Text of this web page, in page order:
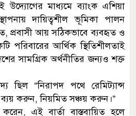
মাধ্যমে ব্যাংক এশিয়া
দায়িত্বশীল ভূমিকা পালন
প্রবাসী আয় সঠিকভাবে ব্যবহৃত ও
পরিবারের আর্থিক স্থিতিশীলতাই
সামগ্রিক অর্থনীতির জন্যও শক্ত
ছিল “নিরাপদ পথে রেমিট্যান্স
করুন, নিয়মিত সঞ্চয় করুন।”
এই বার্তা বাস্তবায়িত হলে